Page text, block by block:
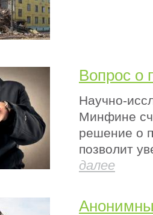
Вопрос о
Научно-
Минфине
решение о
позволит
далее